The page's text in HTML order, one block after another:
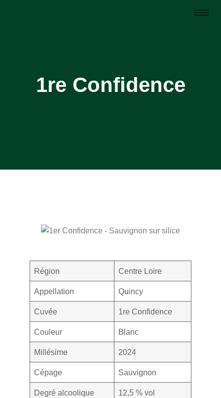
1re Confidence
Région Centre Loire
Appellation Quincy
Cuvée 1re Confidence
Couleur Blanc
Millésime 2024
Cépage Sauvignon
Degré alcoolique 12,5 % vol